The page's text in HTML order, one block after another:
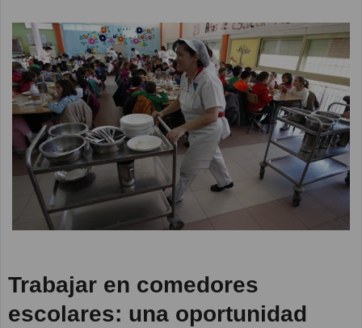
Trabajar en comedores
escolares: una oportunidad